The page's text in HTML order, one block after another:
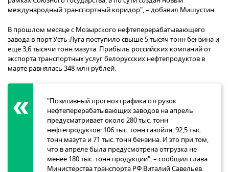
международный транспортный коридор", – добавил Мишустин.
В прошлом месяце с Мозырского нефтеперерабатывающего
завода в порт Усть-Луга поступило свыше 5 тысяч тонн бензина и
еще 3,6 тысячи тонн мазута. Прибыль российских компаний от
экспорта транспортных услуг белорусских нефтепродуктов в
марте равнялась 348 млн рублей.
"Позитивный прогноз графика отгрузок
нефтеперерабатывающих заводов на апрель
предусматривает около 280 тыс. тонн
нефтепродуктов: 106 тыс. тонн газойля, 92,5 тыс.
тонн мазута и 71 тыс. тонн бензина. И это при том,
что в апреле была предусмотрена отгрузка не
менее 180 тыс. тонн продукции", – сообщил глава
Министерства транспорта РФ Виталий Савельев.